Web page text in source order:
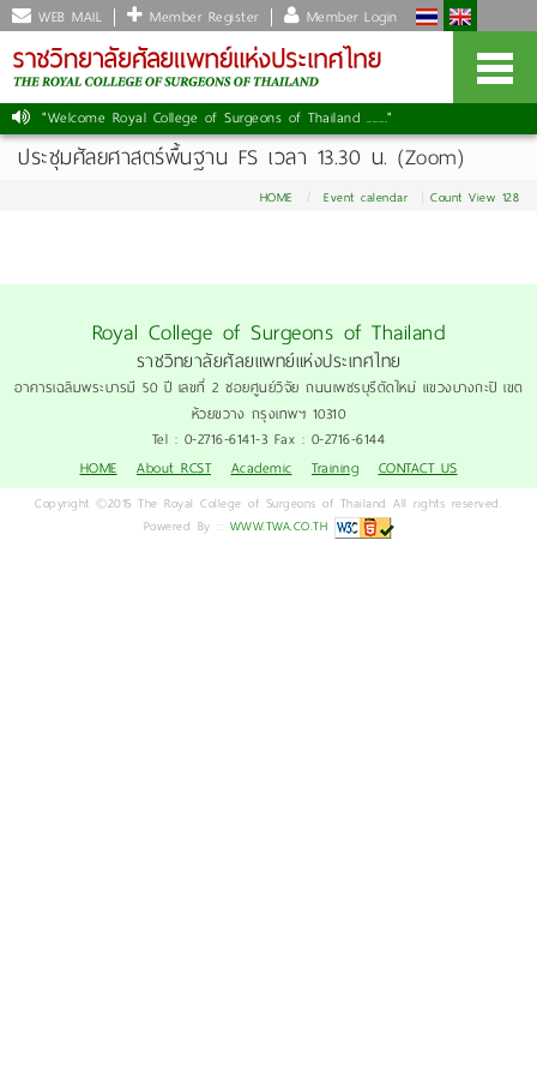
WEB MAIL Member Register Member Login
"Welcome Royal College of Surgeons of Thailand ......."
ประชุมศัลยศาสตร์พื้นฐาน FS เวลา 13.30 น. (Zoom)
HOME Event calendar Count View 128
Royal College of Surgeons of Thailand
ราชวิทยาลัยศัลยแพทย์แห่งประเทศไทย
อาคารเฉลิมพระบารมี 50 ปี เลขที่ 2 ซอยศูนย์วิจัย ถนนเพชรบุรีตัดใหม่ แขวงบางกะปิ เขต
ห้วยขวาง กรุงเทพฯ 10310
Tel : 0-2716-6141-3 Fax : 0-2716-6144
HOME
About RCST Academic Training CONTACT US
Copyright ©2015 The Royal College of Surgeons of Thailand All rights reserved.
Powered By :: WWW.TWA.CO.TH